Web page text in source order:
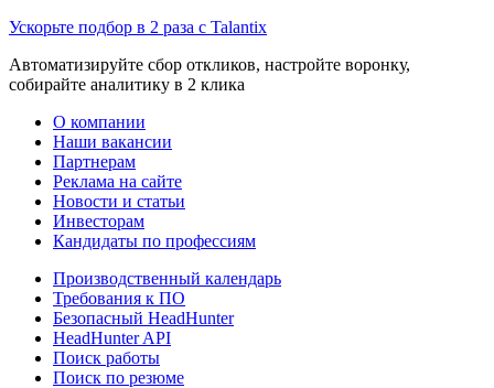
Ускорьте подбор в 2 раза с Talantix
Автоматизируйте сбор откликов, настройте воронку,
собирайте аналитику в 2 клика
О компании
Наши вакансии
Партнерам
Реклама на сайте
Новости и статьи
Инвесторам
Кандидаты по профессиям
Производственный календарь
Требования к ПО
Безопасный HeadHunter
HeadHunter API
Поиск работы
Поиск по резюме